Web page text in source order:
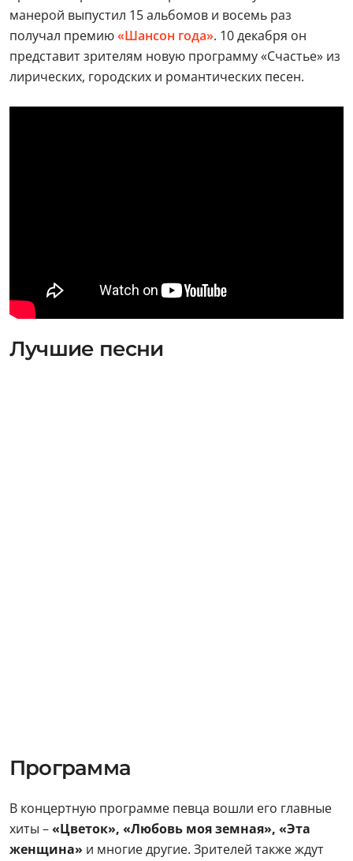
манерой выпустил 15 альбомов и восемь раз
получал премию«Шансон года». 10 декабря он
представит зрителям новую программу «Счастье» из
лирических, городских и романтических песен.
Лучшие песни
Программа
В концертную программе певца вошли его главные
хиты –«Цветок», «Любовь моя земная», «Эта
женщина» и многие другие. Зрителей также ждут